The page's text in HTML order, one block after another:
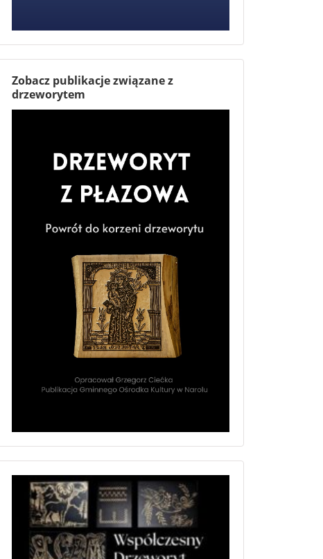
Zobacz publikacje związane z
drzeworytem